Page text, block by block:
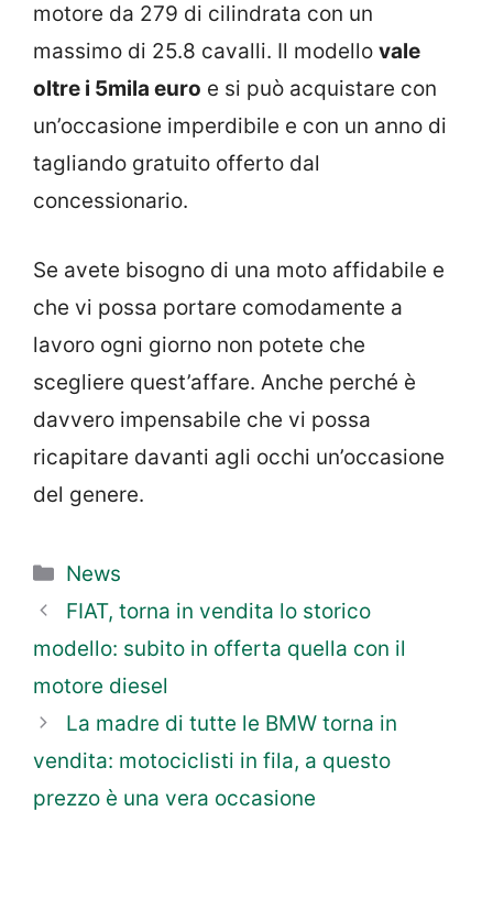
motore da 279 di cilindrata con un
massimo di 25.8 cavalli. Il modello vale
oltre i 5mila euro e si può acquistare con
un’occasione imperdibile e con un anno di
tagliando gratuito offerto dal
concessionario.
Se avete bisogno di una moto affidabile e
che vi possa portare comodamente a
lavoro ogni giorno non potete che
scegliere quest’affare. Anche perché è
davvero impensabile che vi possa
ricapitare davanti agli occhi un’occasione
del genere.
Categorie
News
FIAT, torna in vendita lo storico
modello: subito in offerta quella con il
motore diesel
La madre di tutte le BMW torna in
vendita: motociclisti in fila, a questo
prezzo è una vera occasione